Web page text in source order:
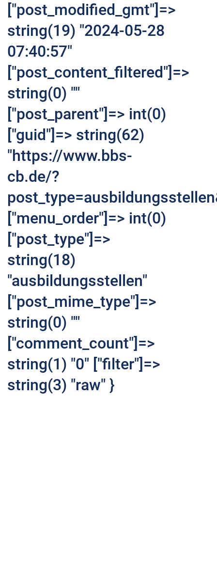
["post_modified_gmt"]=>
string(19) "2024-05-28
07:40:57"
["post_content_filtered"]=>
string(0) ""
["post_parent"]=> int(0)
["guid"]=> string(62)
"https://www.bbs-
cb.de/?
["menu_order"]=> int(0)
["post_type"]=>
string(18)
"ausbildungsstellen"
["post_mime_type"]=>
string(0) ""
["comment_count"]=>
string(1) "0" ["filter"]=>
string(3) "raw" }